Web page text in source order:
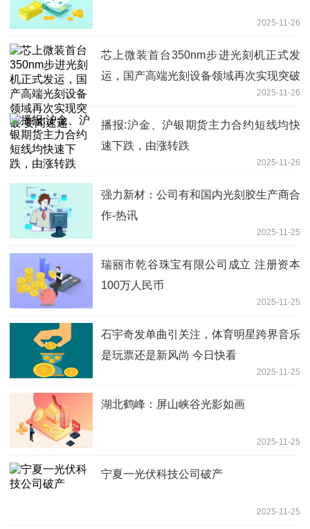
2025-11-26
芯上微装首台350nm步进光刻机正式发
运，国产高端光刻设备领域再次实现突破
2025-11-26
播报:沪金、沪银期货主力合约短线均快
速下跌，由涨转跌
2025-11-26
强力新材：公司有和国内光刻胶生产商合
作-热讯
2025-11-25
瑞丽市乾谷珠宝有限公司成立 注册资本
100万人民币
2025-11-25
石宇奇发单曲引关注，体育明星跨界音乐
是玩票还是新风尚 今日快看
2025-11-25
湖北鹤峰：屏山峡谷光影如画
2025-11-25
宁夏一光伏科技公司破产
2025-11-25